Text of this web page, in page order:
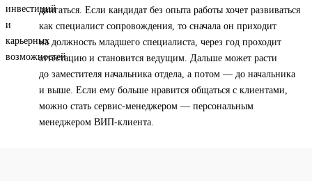
двигаться. Если кандидат без опыта работы хочет развиваться
как специалист сопровождения, то сначала он приходит
на должность младшего специалиста, через год проходит
аттестацию и становится ведущим. Дальше может расти
до заместителя начальника отдела, а потом — до начальника
и выше. Если ему больше нравится общаться с клиентами,
можно стать сервис-менеджером — персональным
менеджером ВИП-клиента.